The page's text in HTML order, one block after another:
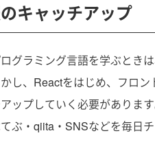
キャッチアップ
グラミング言語を学ぶとき
し、Reactをはじめ、フロ
ップしていく必要があります
ぶ・qiita・SNSなどを毎日